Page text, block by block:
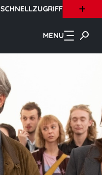
SCHNELLZUGRIFF
MENU